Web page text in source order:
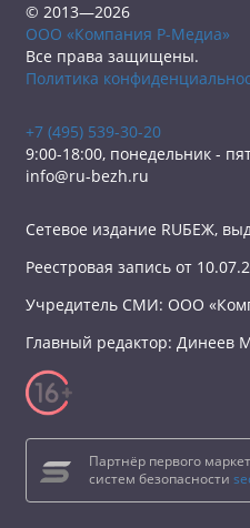
© 2013—2026
ООО «Компания Р-Медиа»
Все права защищены.
Политика
+7 (495) 539-30-20
9:00-18:00, понедельник -
info@ru-bezh.ru
Сетевое издание RUБЕЖ,
Реестровая запись от
Учредитель СМИ: ООО
Главный редактор: Динеев
Партнёр первого
систем безопасности